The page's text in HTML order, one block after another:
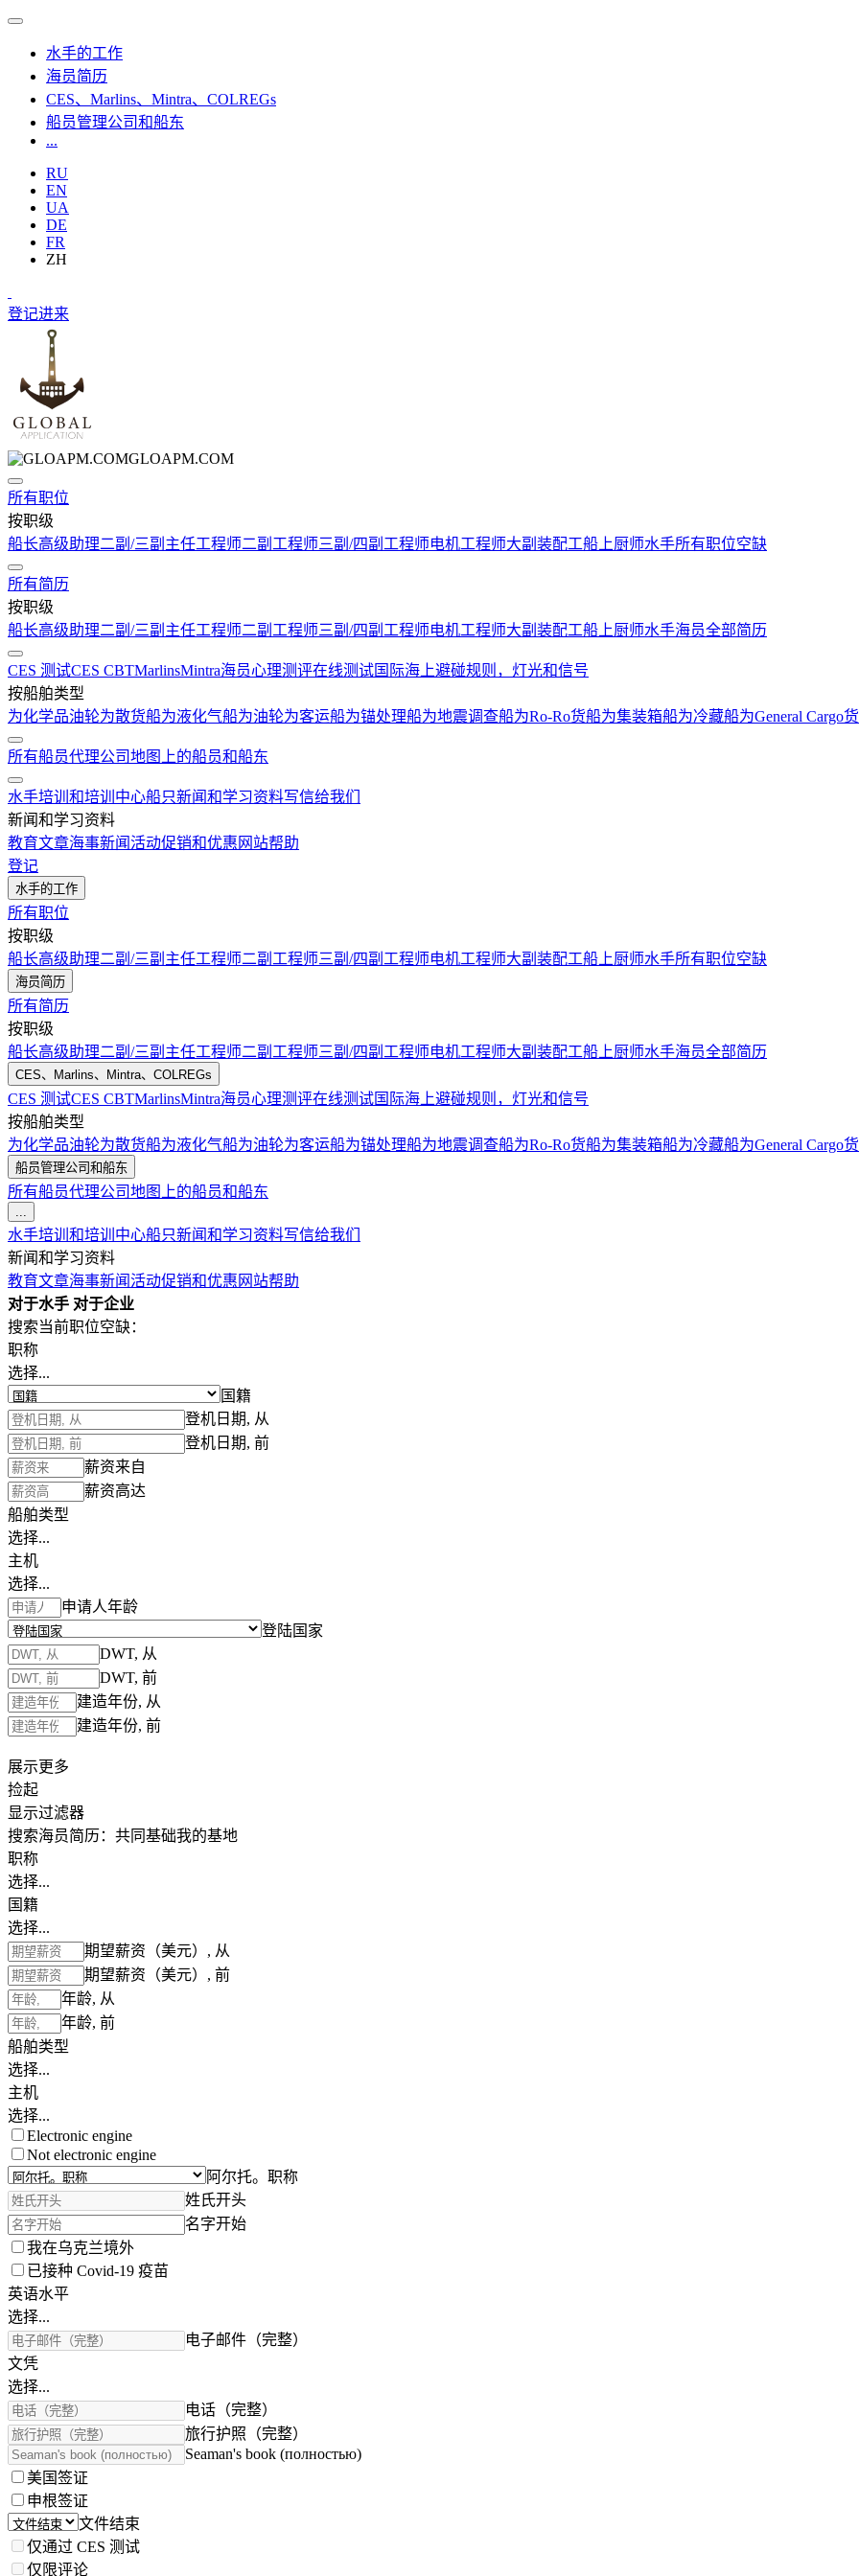
水手的工作
海员简历
CES、Marlins、Mintra、COLREGs
船员管理公司和船东
...
RU
EN
UA
DE
FR
ZH
登记进来
GLOAPM.COM
所有职位
按职级
船长高级助理二副/三副 主任工程师二副工程师三副/四副工程师电机工程师大副 装配工船上厨师水手所有职位空缺
所有简历
按职级
船长高级助理二副/三副 主任工程师二副工程师三副/四副工程师电机工程师大副 装配工船上厨师水手海员全部简历
CES 测试CES CBTMarlinsMintra海员心理测评在线测试国际海上避碰规则，灯光和信号
按船舶类型
为化学品油轮为散货船为液化气船为油轮为客运船为锚处理船为地震调查船为Ro-Ro货船为集装箱船为冷藏船为General Cargo
所有船员代理公司地图上的船员和船东
水手培训和培训中心船只新闻和学习资料写信给我们
新闻和学习资料
教育文章海事新闻活动促销和优惠 网站帮助
登记
水手的工作
所有职位
按职级
船长高级助理二副/三副 主任工程师二副工程师三副/四副工程师电机工程师大副 装配工船上厨师水手所有职位空缺
海员简历
所有简历
按职级
船长高级助理二副/三副 主任工程师二副工程师三副/四副工程师电机工程师大副 装配工船上厨师水手海员全部简历
CES、Marlins、Mintra、COLREGs
CES 测试CES CBTMarlinsMintra海员心理测评在线测试国际海上避碰规则，灯光和信号
按船舶类型
为化学品油轮为散货船为液化气船为油轮为客运船为锚处理船为地震调查船为Ro-Ro货船为集装箱船为冷藏船为General Cargo
船员管理公司和船东
所有船员代理公司地图上的船员和船东
...
水手培训和培训中心船只新闻和学习资料写信给我们
新闻和学习资料
教育文章海事新闻活动促销和优惠 网站帮助
对于水手 对于企业
搜索当前职位空缺：
职称
选择...
国籍
登机日期, 从
登机日期, 前
薪资来自
薪资高达
船舶类型
选择...
主机
选择...
申请人年龄
登陆国家
DWT, 从
DWT, 前
建造年份, 从
建造年份, 前
展示更多
捡起
显示过滤器
搜索海员简历： 共同基础我的基地
职称
选择...
国籍
选择...
期望薪资（美元）, 从
期望薪资（美元）, 前
年龄, 从
年龄, 前
船舶类型
选择...
主机
选择...
Electronic engine
Not electronic engine
阿尔托。职称
姓氏开头
名字开始
我在乌克兰境外
已接种 Covid-19 疫苗
英语水平
选择...
电子邮件（完整）
文凭
选择...
电话（完整）
旅行护照（完整）
Seaman's book (полностью)
美国签证
申根签证
文件结束
仅通过 CES 测试
仅限评论